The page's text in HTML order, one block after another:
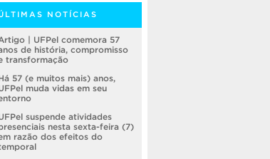
NOTÍCIAS
| UFPel comemora 57
de história, compromisso
transformação
57 (e muitos mais) anos,
muda vidas em seu
suspende atividades
nesta sexta-feira (7)
razão dos efeitos do